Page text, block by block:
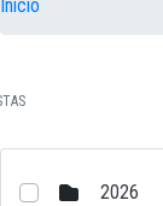
Início
2026